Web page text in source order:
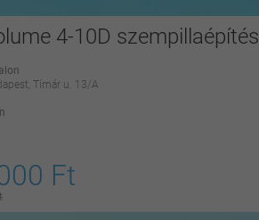
4-10D szempillaépítés
Tímár u. 13/A
Ft